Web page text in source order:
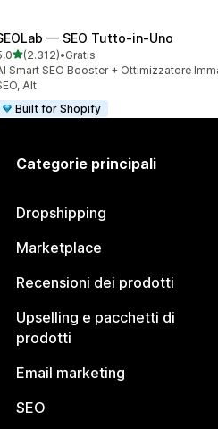
— SEO Tutto‑in‑Uno
stelle su 5
(2.312)
recensioni totali
•Gratis
Smart SEO Booster + Ottimizzatore
Alt
Built for Shopify
Categorie principali
Dropshipping
Marketplace
Recensioni dei prodotti
Upselling e pacchetti di
prodotti
Email marketing
SEO